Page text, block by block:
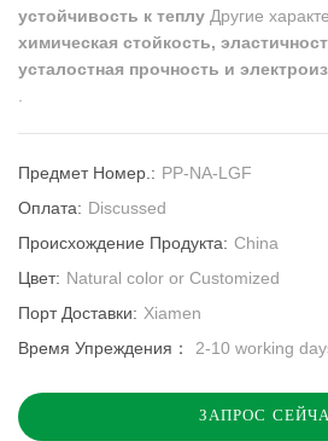
устойчивость к теплу Другие
химическая стойкость,
усталостная прочность и
Предмет Номер.: PP-NA-LGF
Оплата: Discussed
Происхождение Продукта: China
Цвет: Natural color or Customized
Порт Доставки: Xiamen
Время Упреждения：
2-10 working
ЗАПРОС